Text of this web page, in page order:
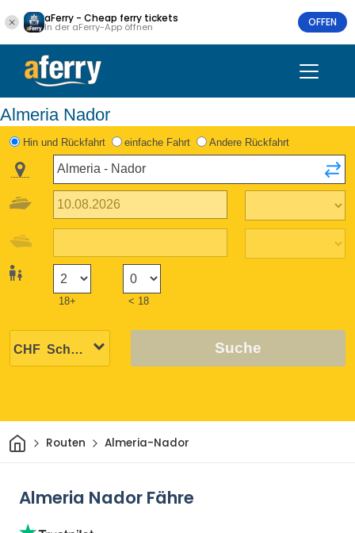
aFerry - Cheap ferry tickets
In der aFerry-App öffnen OFFEN
Almeria Nador
Hin und Rückfahrt einfache Fahrt Andere Rückfahrt
18+ < 18
Suche
HeimRouten Almeria-Nador
Almeria Nador Fähre